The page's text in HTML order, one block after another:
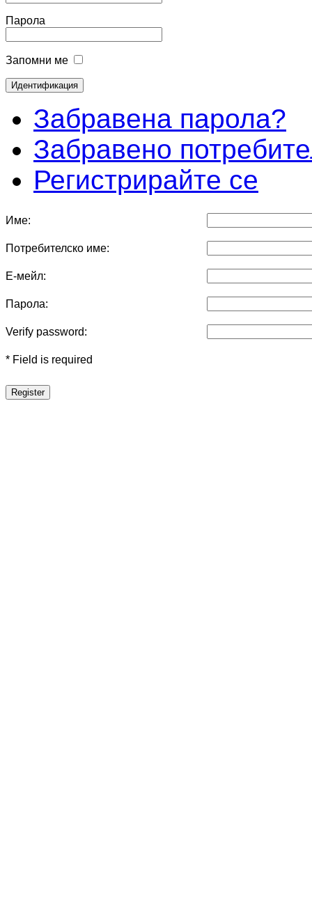
Парола
Запомни ме
Забравена парола?
Забравено
Регистрирайте се
Име:
Потребителско име:
Е-мейл:
Парола:
Verify password:
* Field is required
Register